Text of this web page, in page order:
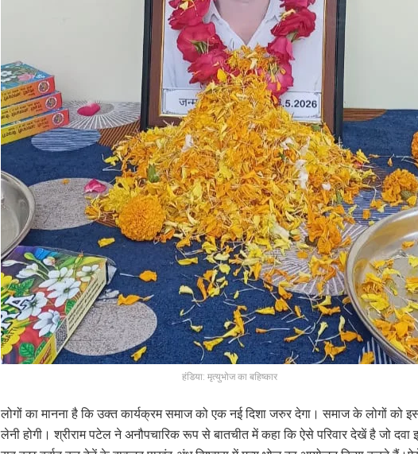
हंडिया: मृत्युभोज का बहिष्कार
लोगों का मानना है कि उक्त कार्यक्रम समाज को एक नई दिशा जरुर देगा। समाज के लोगों को
लेनी होगी। श्रीराम पटेल ने अनौपचारिक रूप से बातचीत में कहा कि ऐसे परिवार देखें है जो दवा